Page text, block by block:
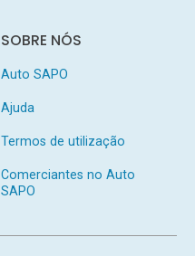
SOBRE NÓS
Auto SAPO
Ajuda
Termos de utilização
Comerciantes no Auto
SAPO